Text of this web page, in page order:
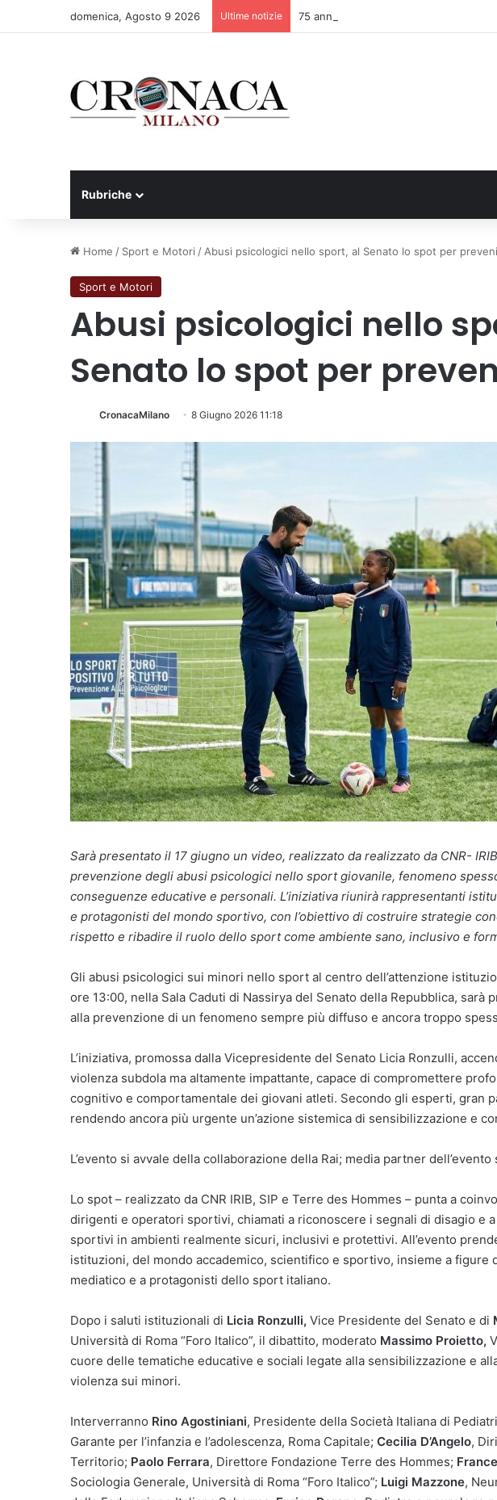
domenica, Agosto 9 2026 Ultime notizie 75 anni di INFN. La comunità, la
Rubriche
Home / Sport e Motori / Abusi psicologici nello sport, al Senato lo spot per
Sport e Motori
Abusi psicologici nello
Senato lo spot per
CronacaMilano 8 Giugno 2026 11:18
Sarà presentato il 17 giugno un video, realizzato da realizzato da CNR-
prevenzione degli abusi psicologici nello sport giovanile, fenomeno
conseguenze educative e personali. L’iniziativa riunirà rappresentanti
e protagonisti del mondo sportivo, con l’obiettivo di costruire strategie
rispetto e ribadire il ruolo dello sport come ambiente sano, inclusivo e
Gli abusi psicologici sui minori nello sport al centro dell’attenzione
ore 13:00, nella Sala Caduti di Nassirya del Senato della Repubblica, sarà
alla prevenzione di un fenomeno sempre più diffuso e ancora troppo
L’iniziativa, promossa dalla Vicepresidente del Senato Licia Ronzulli,
violenza subdola ma altamente impattante, capace di compromettere
cognitivo e comportamentale dei giovani atleti. Secondo gli esperti, gran
rendendo ancora più urgente un’azione sistemica di sensibilizzazione e
L’evento si avvale della collaborazione della Rai; media partner dell’evento
Lo spot – realizzato da CNR IRIB, SIP e Terre des Hommes – punta a
dirigenti e operatori sportivi, chiamati a riconoscere i segnali di disagio e
sportivi in ambienti realmente sicuri, inclusivi e protettivi. All’evento
istituzioni, del mondo accademico, scientifico e sportivo, insieme a figure
mediatico e a protagonisti dello sport italiano.
Dopo i saluti istituzionali di Licia Ronzulli, Vice Presidente del Senato e di
Università di Roma “Foro Italico”, il dibattito, moderato Massimo Proietto,
cuore delle tematiche educative e sociali legate alla sensibilizzazione e
violenza sui minori.
Interverranno Rino Agostiniani, Presidente della Società Italiana di
Garante per l’infanzia e l’adolescenza, Roma Capitale; Cecilia D’Angelo,
Territorio; Paolo Ferrara, Direttore Fondazione Terre des Hommes;
Sociologia Generale, Università di Roma “Foro Italico”; Luigi Mazzone,